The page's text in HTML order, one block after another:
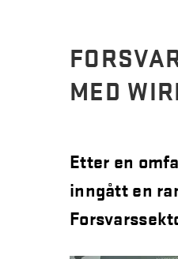
MED
Etter en
inngått en